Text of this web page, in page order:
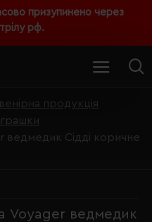
призупинено через
рф.
продукція
ведмедик Сідді коричне
Voyager ведмедик